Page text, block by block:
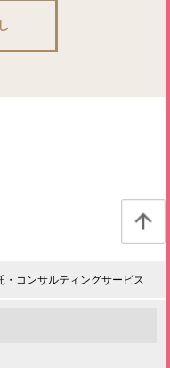
・コンサルティングサービス